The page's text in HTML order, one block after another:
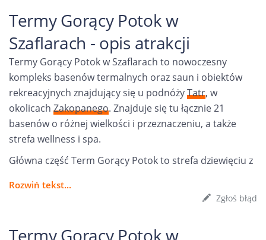
Termy Gorący Potok w
Szaflarach - opis atrakcji
Termy Gorący Potok w Szaflarach to nowoczesny
kompleks basenów termalnych oraz saun i obiektów
rekreacyjnych znajdujący się u podnóżyTatr, w
okolicach Zakopanego. Znajduje się tu łącznie 21
basenów o różnej wielkości i przeznaczeniu, a także
strefa wellness i spa.
Główna część Term Gorący Potok to strefa dziewięciu z
Rozwiń tekst...
Zgłoś błąd
Termy Gorący Potok w